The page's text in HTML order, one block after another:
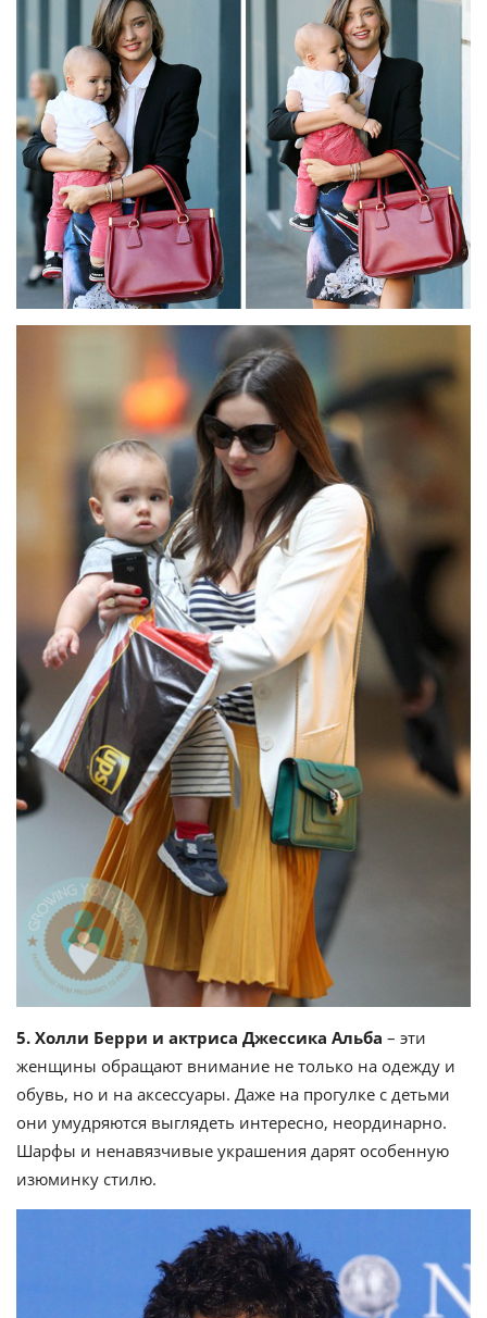
5. Холли Берри и актриса Джессика Альба – эти
женщины обращают внимание не только на одежду и
обувь, но и на аксессуары. Даже на прогулке с детьми
они умудряются выглядеть интересно, неординарно.
Шарфы и ненавязчивые украшения дарят особенную
изюминку стилю.